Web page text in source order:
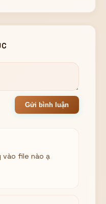
Gửi bình luận
vào file nào ạ